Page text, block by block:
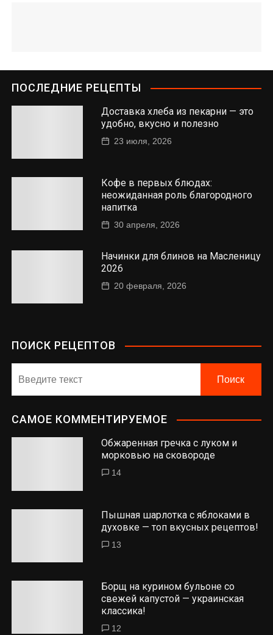
ПОСЛЕДНИЕ РЕЦЕПТЫ
Доставка хлеба из пекарни — это
удобно, вкусно и полезно
23 июля, 2026
Кофе в первых блюдах:
неожиданная роль благородного
напитка
30 апреля, 2026
Начинки для блинов на Масленицу
2026
20 февраля, 2026
ПОИСК РЕЦЕПТОВ
САМОЕ КОММЕНТИРУЕМОЕ
Обжаренная гречка с луком и
морковью на сковороде
14
Пышная шарлотка с яблоками в
духовке — топ вкусных рецептов!
13
Борщ на курином бульоне со
свежей капустой — украинская
классика!
12